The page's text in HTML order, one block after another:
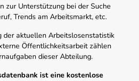
zur Unterstützung bei der Suche
Trends am Arbeitsmarkt, etc.
der aktuellen Arbeitslosenstatistik
Öffentlichkeitsarbeit zählen
dieser Abteilung.
ist eine kostenlose